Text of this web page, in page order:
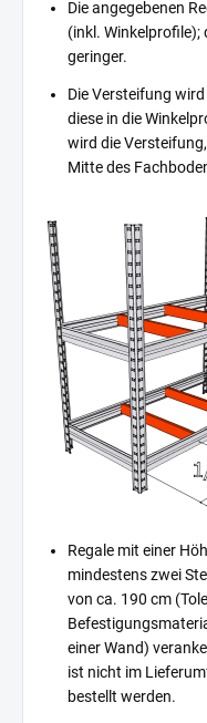
Die angegebenen
(inkl. Winkelprofile);
geringer.
Die Versteifung
diese in die
wird die
Mitte des
Regale mit einer
mindestens zwei
von ca. 190 cm
einer Wand)
ist nicht im
bestellt werden.